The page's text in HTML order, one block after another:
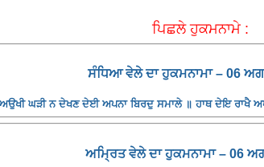
ਪਿਛਲੇ ਹੁਕਮਨਾਮੇ :
ਸੰਧਿਆ ਵੇਲੇ ਦਾ ਹੁਕਮਨਾਮਾ – 06
ਘੜੀ ਨ ਦੇਖਣ ਦੇਈ ਅਪਨਾ ਬਿਰਦੁ ਸਮਾਲੇ ॥ ਹਾਥ ਦੇਇ ਰਾਖੈ
ਅਮ੍ਰਿਤ ਵੇਲੇ ਦਾ ਹੁਕਮਨਾਮਾ – 06